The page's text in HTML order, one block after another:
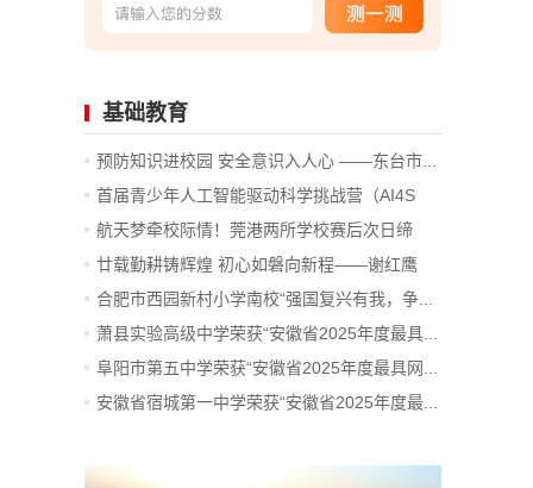
基础教育
预防知识进校园 安全意识入人心 ——东台市...
首届青少年人工智能驱动科学挑战营（AI4S
TE...
航天梦牵校际情！莞港两所学校赛后次日缔
结...
廿载勤耕铸辉煌 初心如磐向新程——谢红鹰
董...
合肥市西园新村小学南校“强国复兴有我，争...
萧县实验高级中学荣获“安徽省2025年度最具...
阜阳市第五中学荣获“安徽省2025年度最具网...
安徽省宿城第一中学荣获“安徽省2025年度最...